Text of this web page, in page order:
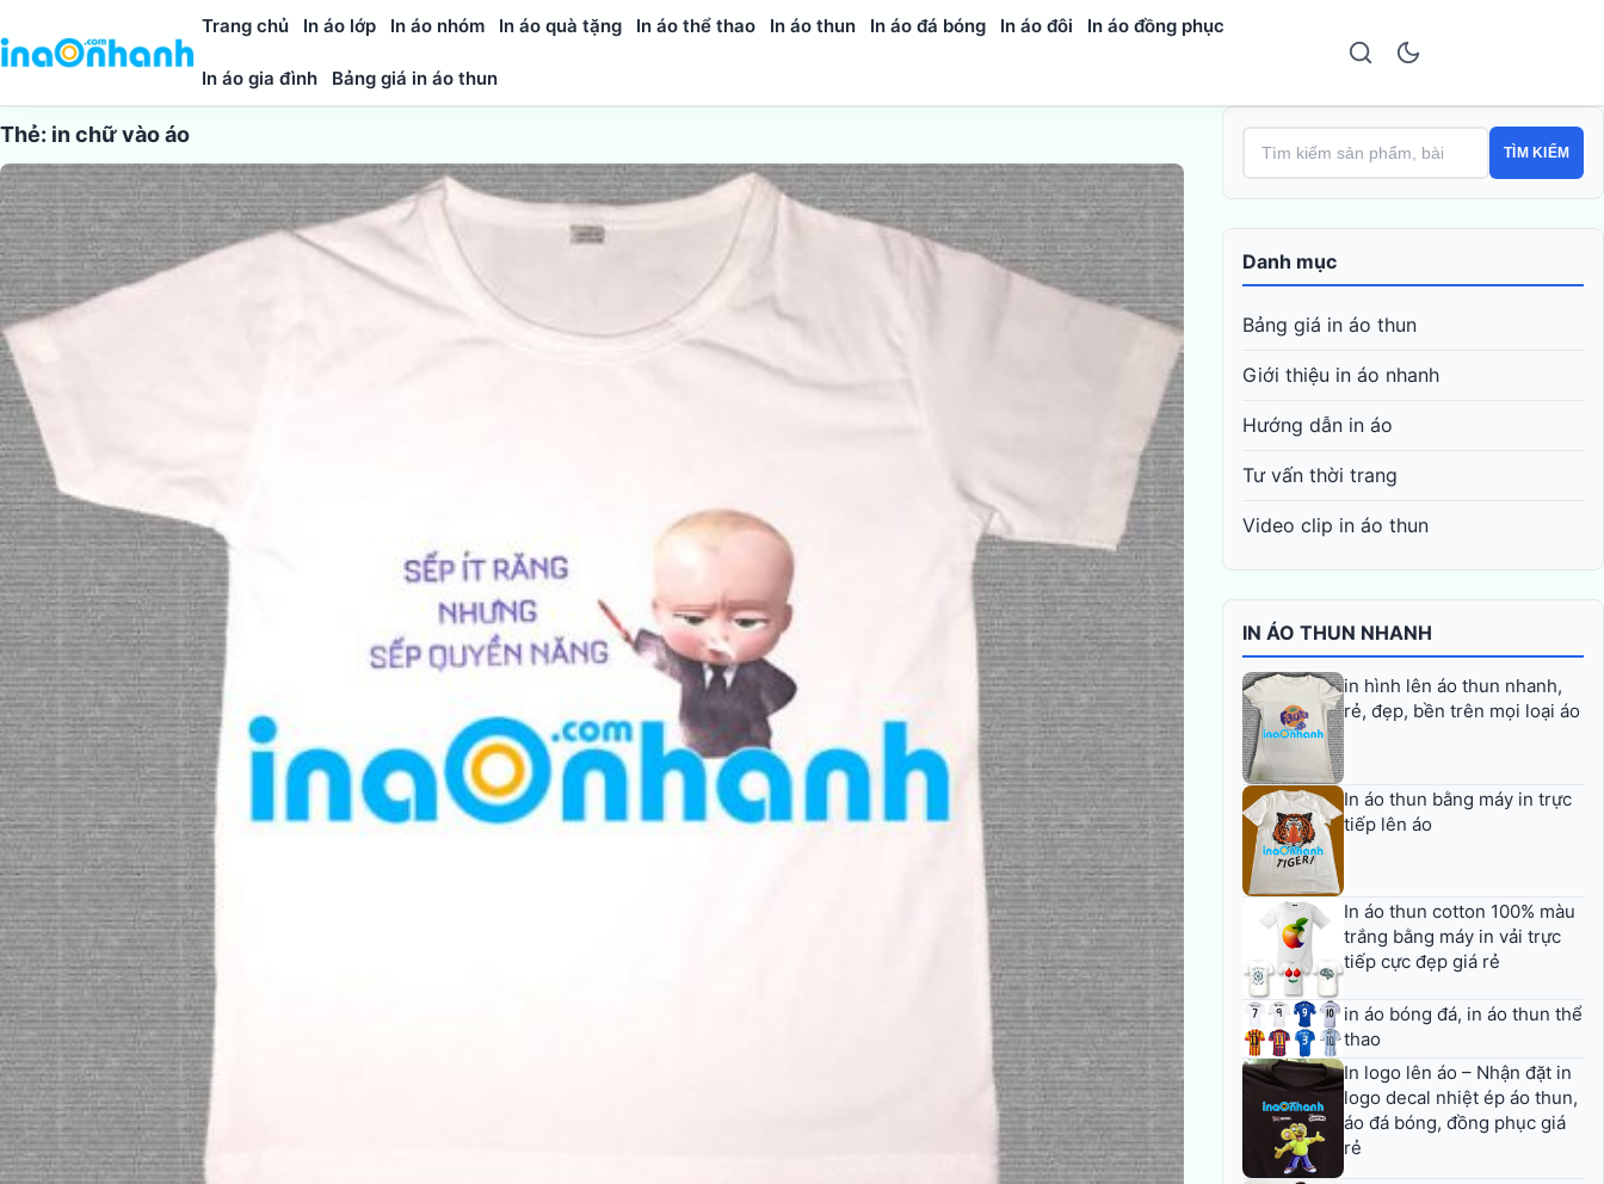
Trang chủ In áo lớp In áo nhóm In áo quà tặng In áo thể thao In áo thun In áo đá bóng In áo đôi In áo đồng phục
In áo gia đình Bảng giá in áo thun
Thẻ: in chữ vào áo
TÌM KIẾM
Danh mục
Bảng giá in áo thun
Giới thiệu in áo nhanh
Hướng dẫn in áo
Tư vấn thời trang
Video clip in áo thun
IN ÁO THUN NHANH
in hình lên áo thun nhanh,
rẻ, đẹp, bền trên mọi loại áo
In áo thun bằng máy in trực
tiếp lên áo
In áo thun cotton 100% màu
trắng bằng máy in vải trực
tiếp cực đẹp giá rẻ
in áo bóng đá, in áo thun thể
thao
In logo lên áo – Nhận đặt in
logo decal nhiệt ép áo thun,
áo đá bóng, đồng phục giá
rẻ